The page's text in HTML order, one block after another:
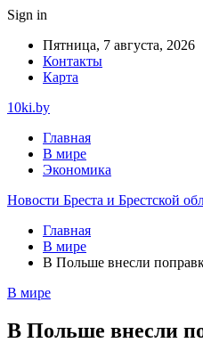
Sign in
Пятница, 7 августа, 2026
Контакты
Карта
10ki.by
Главная
В мире
Экономика
Новости Бреста и Брестской
Главная
В мире
В Польше внесли
В мире
В Польше внесли